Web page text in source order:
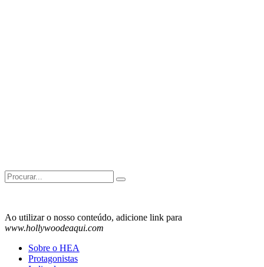
Search
for:
Ao utilizar o nosso conteúdo, adicione link para
www.hollywoodeaqui.com
Sobre o HEA
Protagonistas